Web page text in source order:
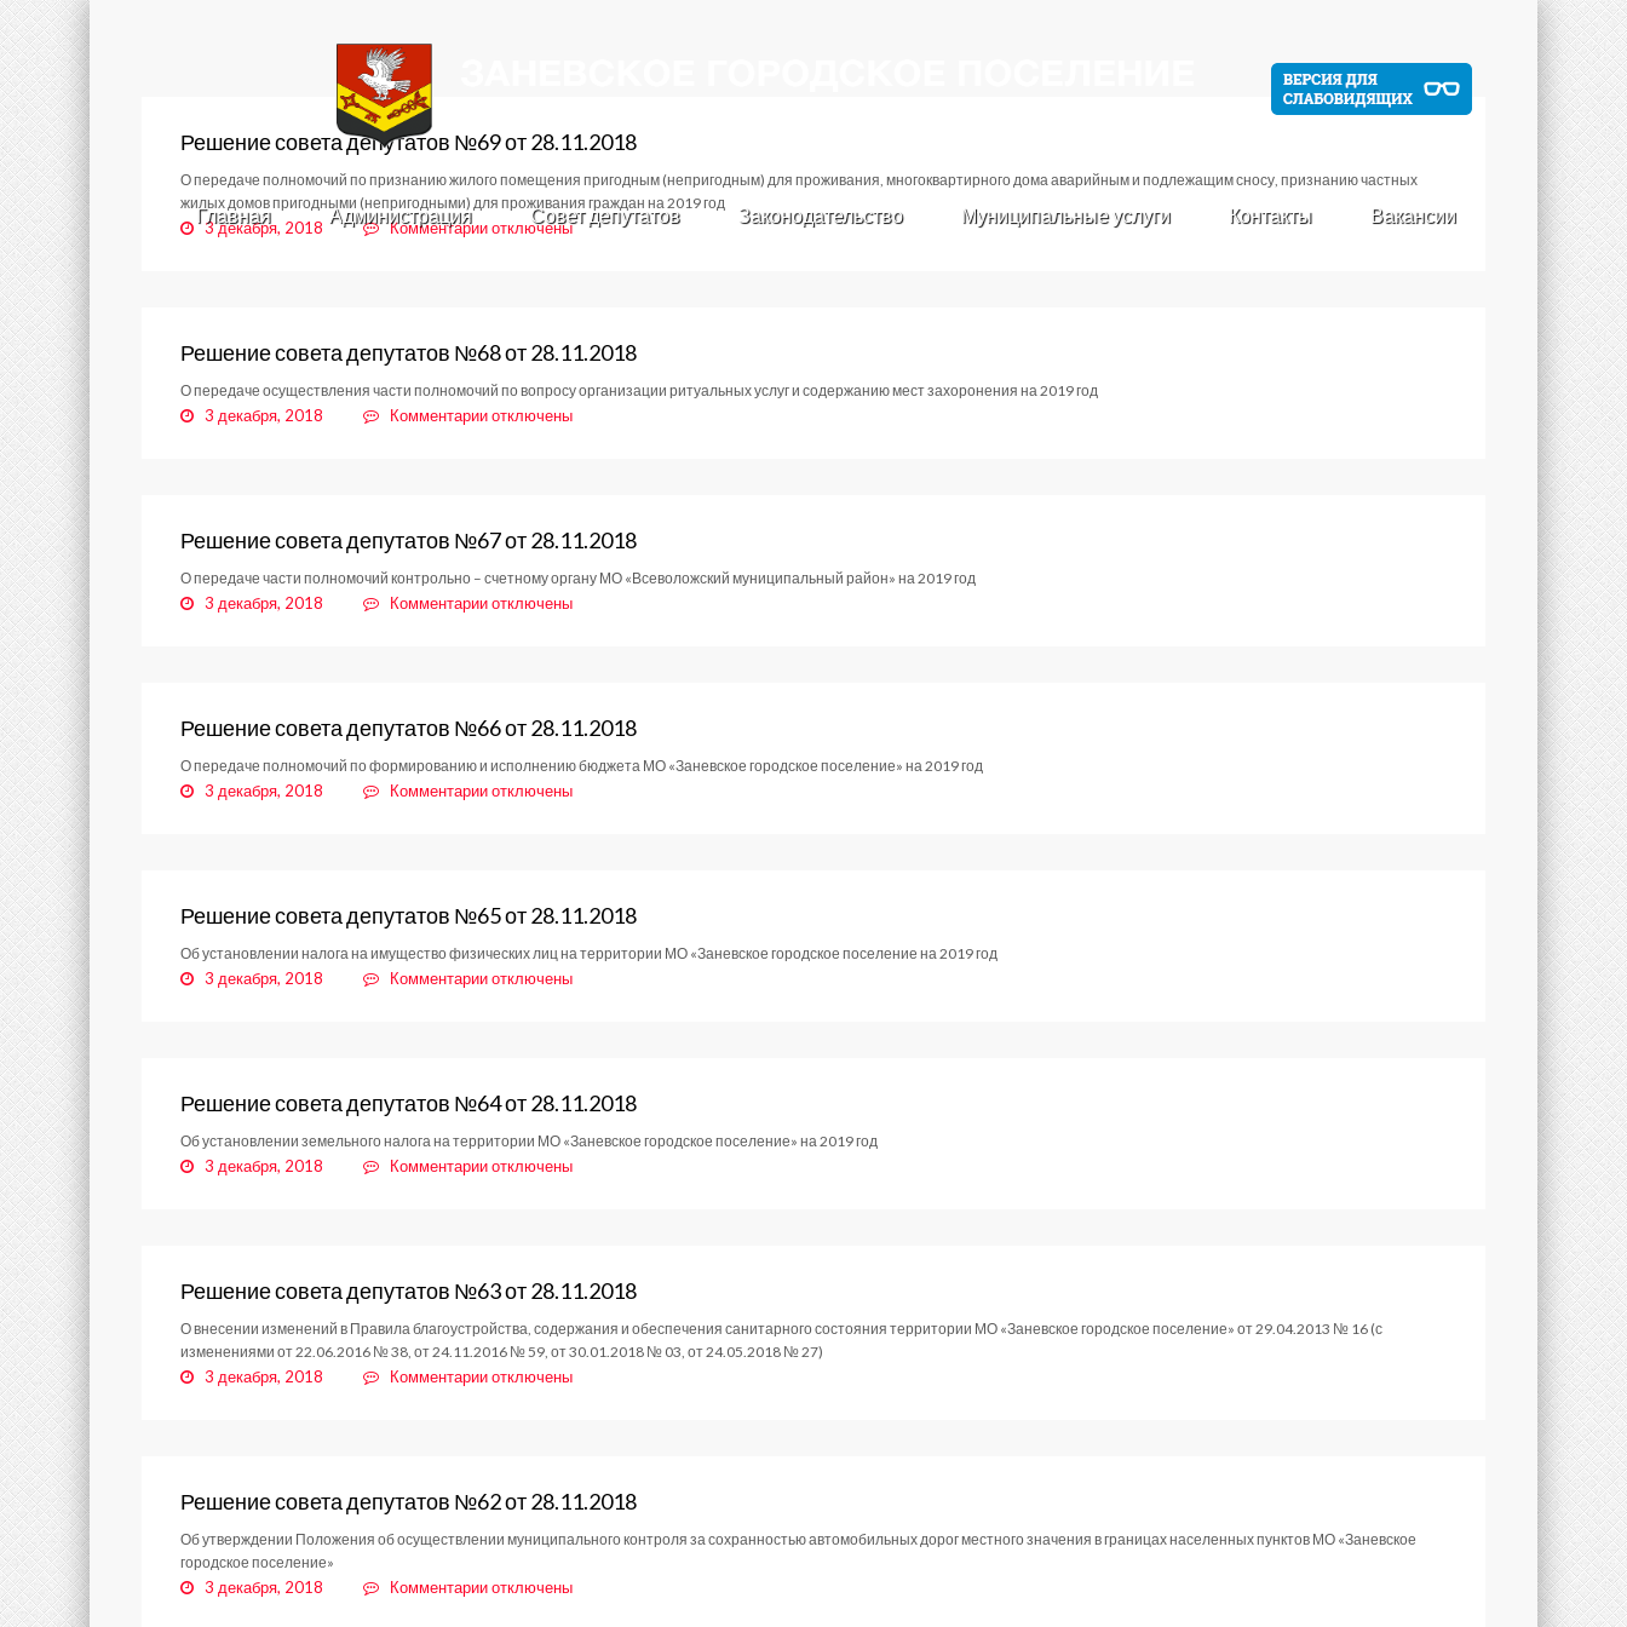
Главная Администрация Совет депутатов Законодательство Муниципальные услуги Контакты Вакансии
Решение совета депутатов №69 от 28.11.2018
О передаче полномочий по признанию жилого помещения пригодным (непригодным) для проживания, многоквартирного дома аварийным и подлежащим сносу, признанию частных
жилых домов пригодными (непригодными) для проживания граждан на 2019 год
3 декабря, 2018 Комментариик
№69
28.11.2018
отключены
Решение совета депутатов №68 от 28.11.2018
О передаче осуществления части полномочий по вопросу организации ритуальных услуг и содержанию мест захоронения на 2019 год
3 декабря, 2018 Комментариик
№68
28.11.2018
отключены
Решение совета депутатов №67 от 28.11.2018
О передаче части полномочий контрольно – счетному органу МО «Всеволожский муниципальный район» на 2019 год
3 декабря, 2018 Комментариик
№67
28.11.2018
отключены
Решение совета депутатов №66 от 28.11.2018
О передаче полномочий по формированию и исполнению бюджета МО «Заневское городское поселение» на 2019 год
3 декабря, 2018 Комментариик
№66
28.11.2018
отключены
Решение совета депутатов №65 от 28.11.2018
Об установлении налога на имущество физических лиц на территории МО «Заневское городское поселение на 2019 год
3 декабря, 2018 Комментариик
№65
28.11.2018
отключены
Решение совета депутатов №64 от 28.11.2018
Об установлении земельного налога на территории МО «Заневское городское поселение» на 2019 год
3 декабря, 2018 Комментариик
№64
28.11.2018
отключены
Решение совета депутатов №63 от 28.11.2018
О внесении изменений в Правила благоустройства, содержания и обеспечения санитарного состояния территории МО «Заневское городское поселение» от 29.04.2013 № 16 (с
изменениями от 22.06.2016 № 38, от 24.11.2016 № 59, от 30.01.2018 № 03, от 24.05.2018 № 27)
3 декабря, 2018 Комментариик
№63
28.11.2018
отключены
Решение совета депутатов №62 от 28.11.2018
Об утверждении Положения об осуществлении муниципального контроля за сохранностью автомобильных дорог местного значения в границах населенных пунктов МО «Заневское
городское поселение»
3 декабря, 2018 Комментариикотключены